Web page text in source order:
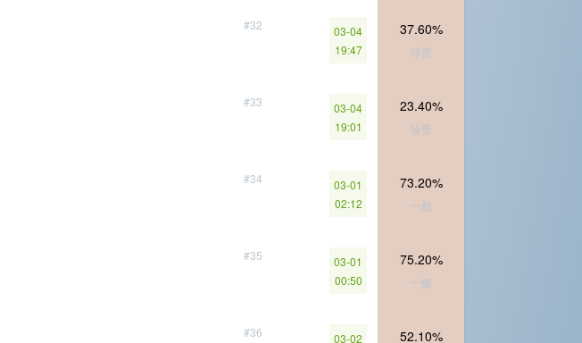
#32
03-04
19:47
37.60%
珍贵
#33
03-04
19:01
23.40%
珍贵
#34
03-01
02:12
73.20%
一般
#35
03-01
00:50
75.20%
一般
#36 03-02 52.10%